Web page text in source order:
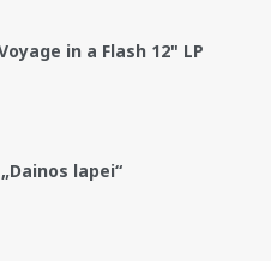
in a Flash 12" LP
lapei“